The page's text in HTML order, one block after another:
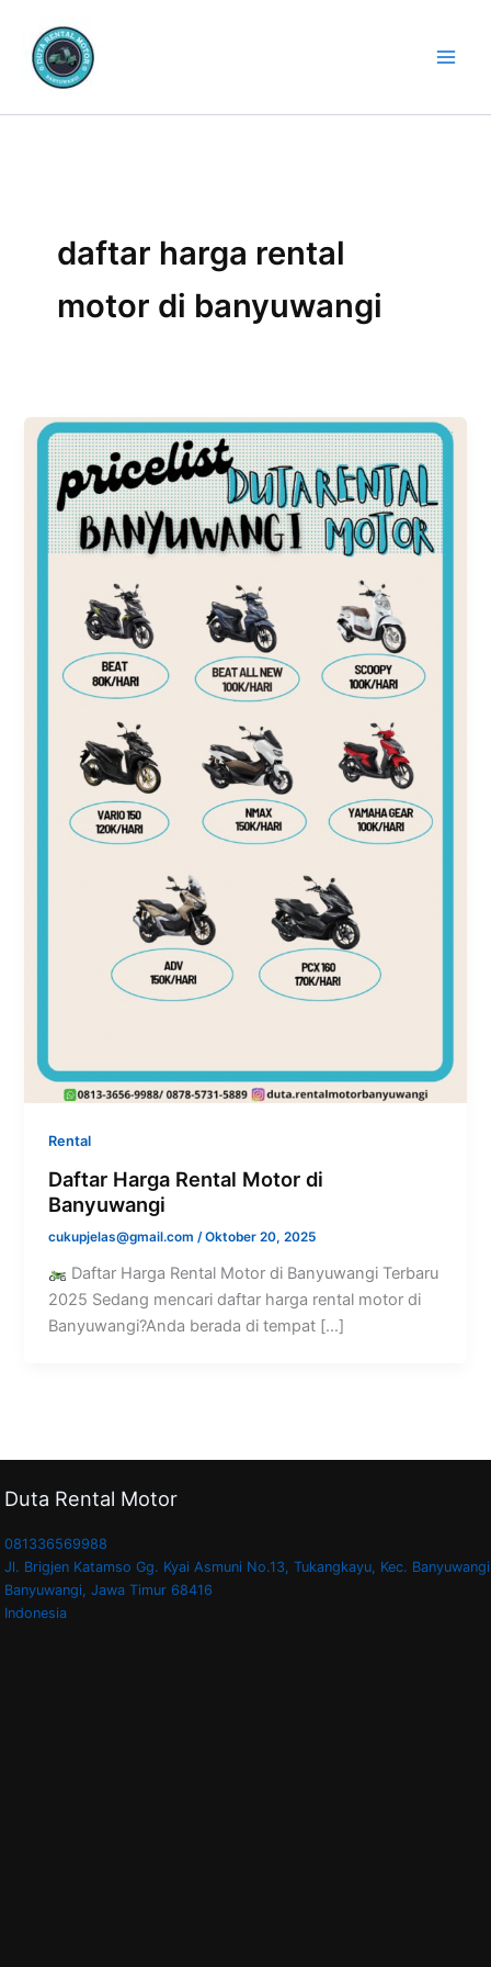
konten
daftar harga rental
motor di banyuwangi
Rental
Daftar Harga Rental Motor di
Banyuwangi
cukupjelas@gmail.com/Oktober 20, 2025
Daftar Harga Rental Motor di Banyuwangi Terbaru
2025 Sedang mencari daftar harga rental motor di
Banyuwangi?Anda berada di tempat […]
Duta Rental Motor
081336569988
Jl. Brigjen Katamso Gg. Kyai Asmuni No.13, Tukangkayu, Kec. Banyuwangi
Banyuwangi, Jawa Timur 68416
Indonesia